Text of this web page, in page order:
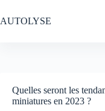
au
contenu
AUTOLYSE
Quelles seront les
miniatures en 2023 ?